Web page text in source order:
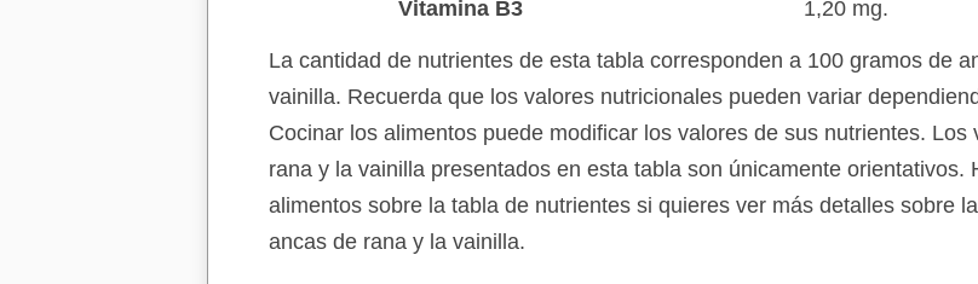
Vitamina B3
1,20 mg.
La cantidad de nutrientes de esta tabla corresponden a 100 gramos de
vainilla. Recuerda que los valores nutricionales pueden variar
Cocinar los alimentos puede modificar los valores de sus nutrientes.
rana y la vainilla presentados en esta tabla son únicamente orientativos.
alimentos sobre la tabla de nutrientes si quieres ver más detalles sobre
ancas de rana y la vainilla.